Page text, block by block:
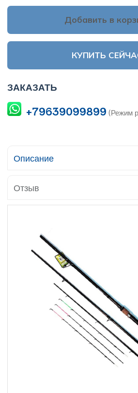
Добавить в
КУПИТЬ
ЗАКАЗАТЬ
+79639099899 (Режим
Описание
Отзыв